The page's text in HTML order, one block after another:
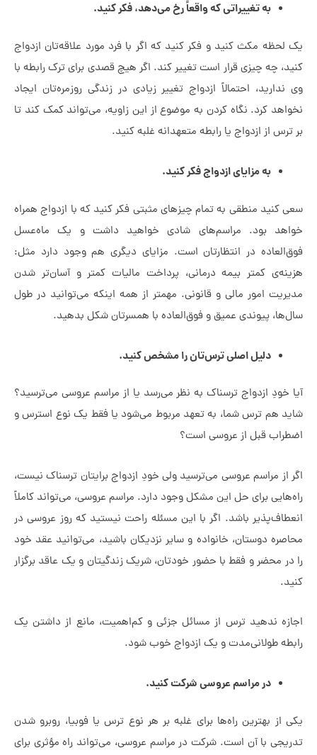
به تغییراتی که واقعاً رخ می‌دهد، فکر کنید.
مکث کنید و فکر کنید که اگر با فرد مورد علاقه‌تان ازدواج
چه چیزی قرار است تغییر کند. اگر هیچ قصدی برای ترک رابطه با
احتمالاً ازدواج تغییر زیادی در زندگی روزمره‌تان ایجاد
کرد. نگاه کردن به موضوع از این زاویه، می‌تواند کمک کند تا
از ازدواج یا رابطه متعهدانه غلبه کنید.
به مزایای ازدواج فکر کنید.
منطقی به تمام چیزهای مثبتی فکر کنید که با ازدواج همراه
بود. مراسم‌های شادی خواهید داشت و یک ماه‌عسل
در انتظارتان است. مزایای دیگری هم وجود دارد مثل:
کمتر بیمه درمانی، پرداخت مالیات کمتر و آسان‌تر شدن
امور مالی و قانونی. مهمتر از همه اینکه می‌توانید در طول
پیوندی عمیق و فوق‌العاده با همسرتان شکل بدهید.
دلیل اصلی ترس‌تان را مشخص کنید.
ازدواج ترسناک به نظر می‌رسد یا از مراسم عروسی می‌ترسید؟
هم ترس شما، به تعهد مربوط می‌شود یا فقط یک نوع استرس و
قبل از عروسی است؟
مراسم عروسی می‌ترسید ولی خودِ ازدواج برایتان ترسناک نیست،
برای حل این مشکل وجود دارد. مراسم عروسی، می‌تواند کاملاً
باشد. اگر با این مسئله راحت نیستید که روز عروسی در
دوستان، خانواده و سایر نزدیکان باشید، می‌توانید عقد خود
محضر و فقط با حضور خودتان، شریک زندگیتان و یک عاقد برگزار
ندهید ترس از مسائل جزئی و کم‌اهمیت، مانع از داشتن یک
طولانی‌مدت و یک ازدواج خوب شود.
در مراسم‌ عروسی شرکت کنید.
بهترین راه‌ها برای غلبه بر هر نوع ترس یا فوبیا، روبرو شدن
با آن است. شرکت در مراسم‌ عروسی، می‌تواند راه مؤثری برای